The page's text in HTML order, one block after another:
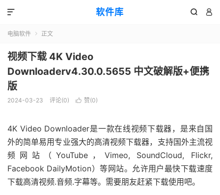
软件库  

电脑软件  正文
视频下载 4K Video
Downloaderv4.30.0.5655 中文破解版+便携
版
2024-03-23 评论(0)  赞(0)
4K Video Downloader是一款在线视频下载器，是来自国
外的简单易用专业强大的高清视频下载器，支持国外主流视
频网站（YouTube，Vimeo, SoundCloud, Flickr,
Facebook DailyMotion）等网站。允许用户最快下载速度
下载高清视频.音频.字幕等。需要朋友赶紧下载使用吧。